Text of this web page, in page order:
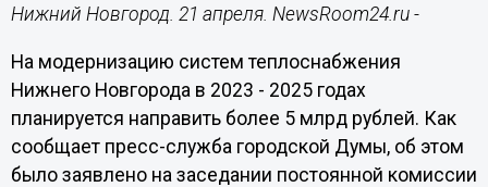
Нижний Новгород. 21 апреля. NewsRoom24.ru -
На модернизацию систем теплоснабжения
Нижнего Новгорода в 2023 - 2025 годах
планируется направить более 5 млрд рублей. Как
сообщает пресс-служба городской Думы, об этом
было заявлено на заседании постоянной комиссии